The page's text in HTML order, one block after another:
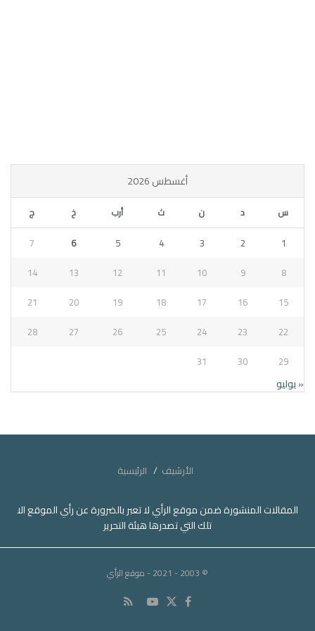
أغسطس 2026
س د ن ث أرب خ ج
1
2
3
4
5
6
7
8
9
10
11
12
13
14
15
16
17
18
19
20
21
22
23
24
25
26
27
28
29
30
31
« يوليو
الأرشيف الرئيسية
المقالات المنشورة ضمن موقع الرأي لا تعبر بالضرورة عن رأي الموقع الا
تلك التي تصدرها هيئة التحرير
© 2003 - 2021 - موقع الرأي